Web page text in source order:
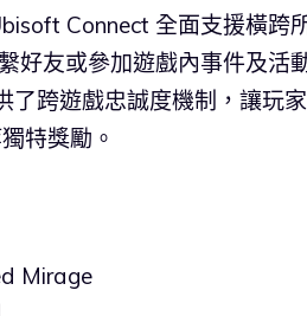
Connect 全面支援橫
好友或參加遊戲內事件及活
了跨遊戲忠誠度機制，讓玩
特獎勵。
Mirage